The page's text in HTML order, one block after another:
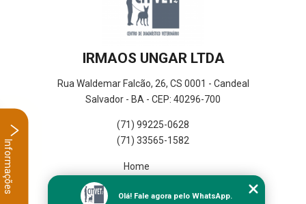
IRMAOS UNGAR LTDA
Rua Waldemar Falcão, 26, CS 0001 - Candeal
Salvador - BA - CEP: 40296-700
(71) 99225-0628
(71) 33565-1582
Home
Missão
Olá! Fale agora pelo WhatsApp.
Informações